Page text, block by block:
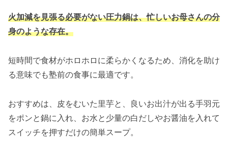
火加減を見張る必要がない圧力鍋は、忙しいお母さんの分
身のような存在。
短時間で食材がホロホロに柔らかくなるため、消化を助け
る意味でも塾前の食事に最適です。
おすすめは、皮をむいた里芋と、良いお出汁が出る手羽元
をポンと鍋に入れ、お水と少量の白だしやお醤油を入れて
スイッチを押すだけの簡単スープ。